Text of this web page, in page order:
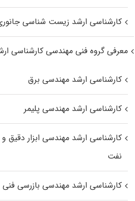
کارشناسی ارشد زیست‌ شناسی
معرفی گروه فنی مهندسی کارشناسی
کارشناسی ارشد مهندسی برق
کارشناسی ارشد مهندسی پلیمر
کارشناسی ارشد مهندسی ابزار دقیق
نفت
کارشناسی ارشد مهندسی بازرسی فنی